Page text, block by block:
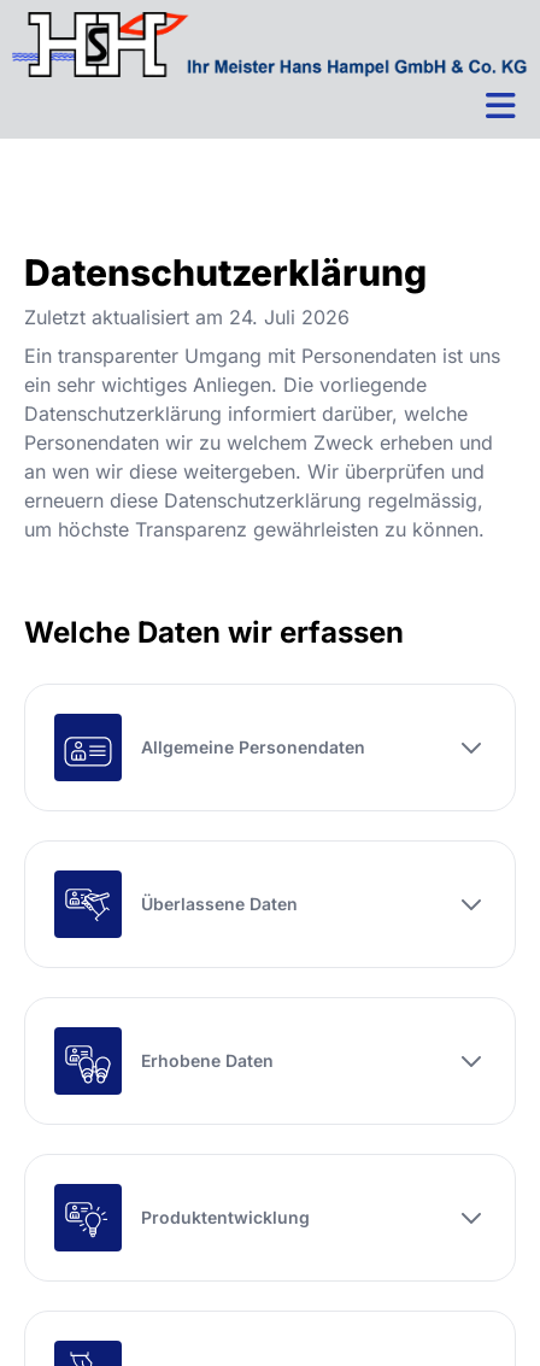
Zum Inhalt springen
Datenschutzerklärung
Zuletzt aktualisiert am 24. Juli 2026
Ein transparenter Umgang mit Personendaten ist uns
ein sehr wichtiges Anliegen. Die vorliegende
Datenschutzerklärung informiert darüber, welche
Personendaten wir zu welchem Zweck erheben und
an wen wir diese weitergeben. Wir überprüfen und
erneuern diese Datenschutzerklärung regelmässig,
um höchste Transparenz gewährleisten zu können.
Welche Daten wir erfassen
Allgemeine Personendaten
Überlassene Daten
Erhobene Daten
Produktentwicklung